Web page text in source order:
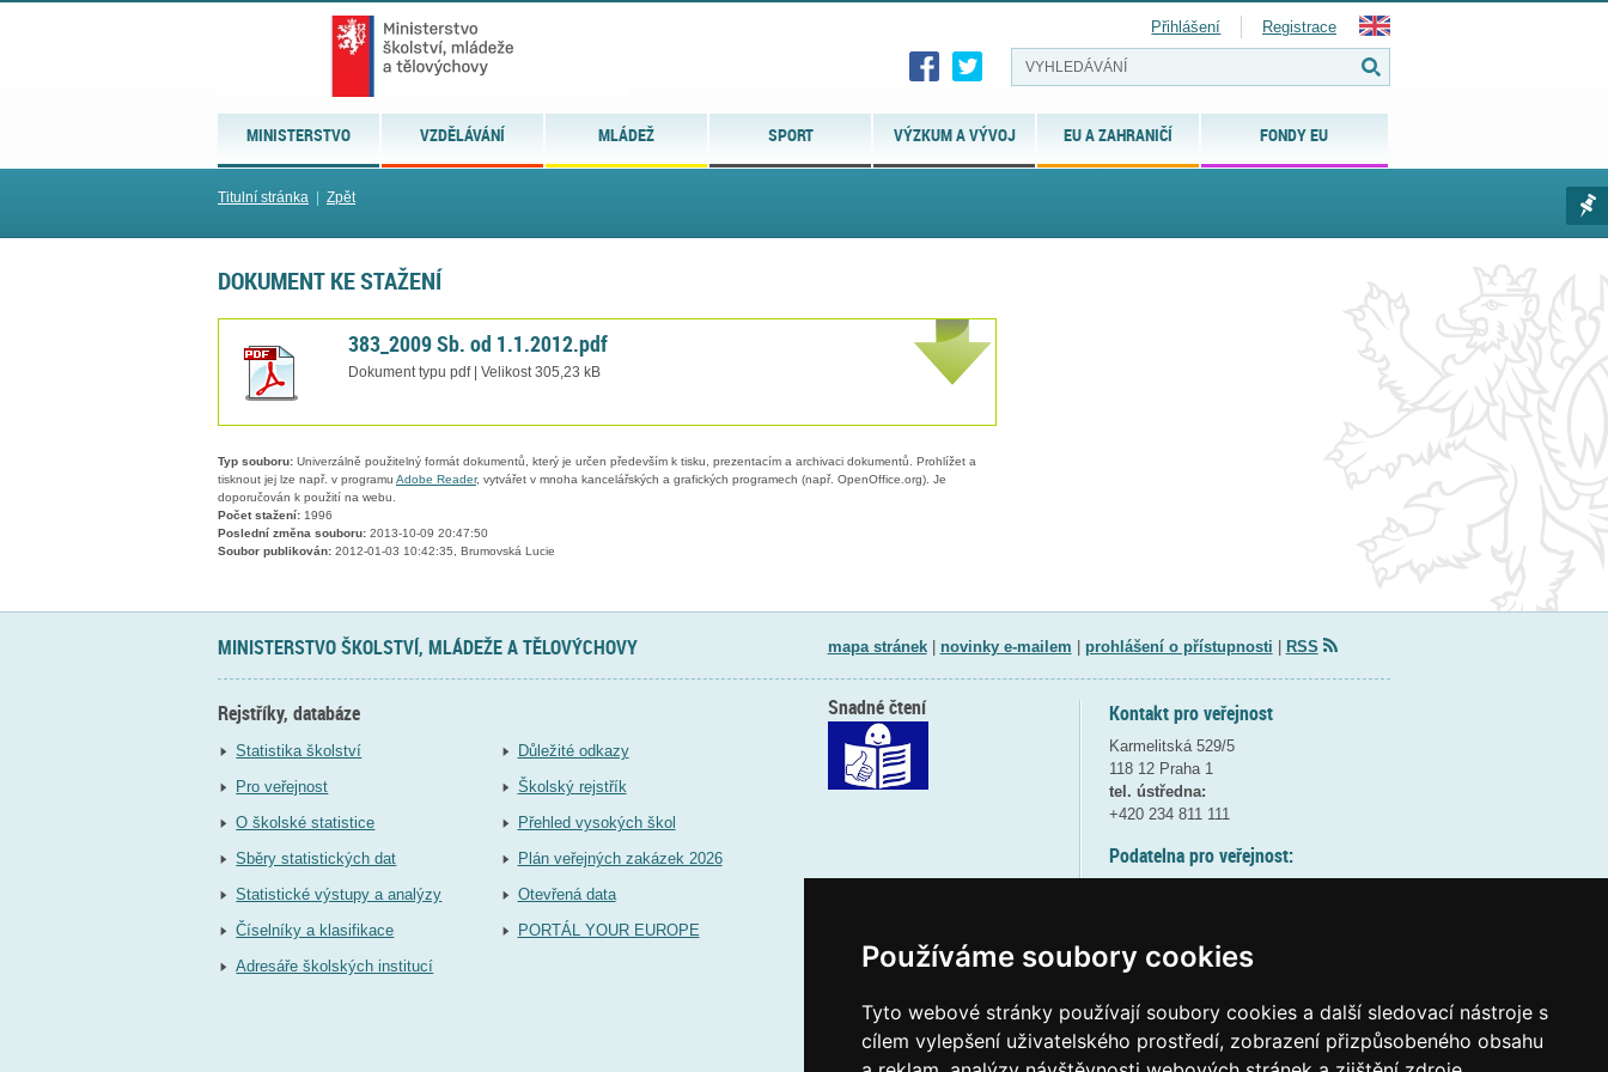
Používáme soubory cookies
Tyto webové stránky používají soubory cookies a další sledovací nástroje s
cílem vylepšení uživatelského prostředí, zobrazení přizpůsobeného obsahu
MINISTERSTVO VZDĚLÁVÁNÍ MLÁDEŽ SPORT VÝZKUM A VÝVOJ EU A ZAHRANIČÍ FONDY EU
Přihlášení Registrace
Titulní stránka Zpět
DOKUMENT KE STAŽENÍ
383_2009 Sb. od 1.1.2012.pdf
Dokument typu pdf | Velikost 305,23 kB
Typ souboru: Univerzálně použitelný formát dokumentů, který je určen především k tisku, prezentacím a archivaci dokumentů. Prohlížet a
tisknout jej lze např. v programu Adobe Reader, vytvářet v mnoha kancelářských a grafických programech (např. OpenOffice.org). Je
doporučován k použití na webu.
Počet stažení: 1996
Poslední změna souboru: 2013-10-09 20:47:50
Soubor publikován: 2012-01-03 10:42:35, Brumovská Lucie
MINISTERSTVO ŠKOLSTVÍ, MLÁDEŽE A TĚLOVÝCHOVY mapa stránek| novinky e-mailem prohlášení o přístupnosti RSS
Rejstříky, databáze
Statistika školství
Pro veřejnost
O školské statistice
Sběry statistických dat
Statistické výstupy a analýzy
Číselníky a klasifikace
Adresáře školských institucí
Důležité odkazy
Školský rejstřík
Přehled vysokých škol
Plán veřejných zakázek 2026
Otevřená data
PORTÁL YOUR EUROPE
Kontakt pro veřejnost
Karmelitská 529/5
118 12 Praha 1
tel. ústředna:
+420 234 811 111
Podatelna pro veřejnost:
(více informací
Elektronická podatelna:
Snadné čtení